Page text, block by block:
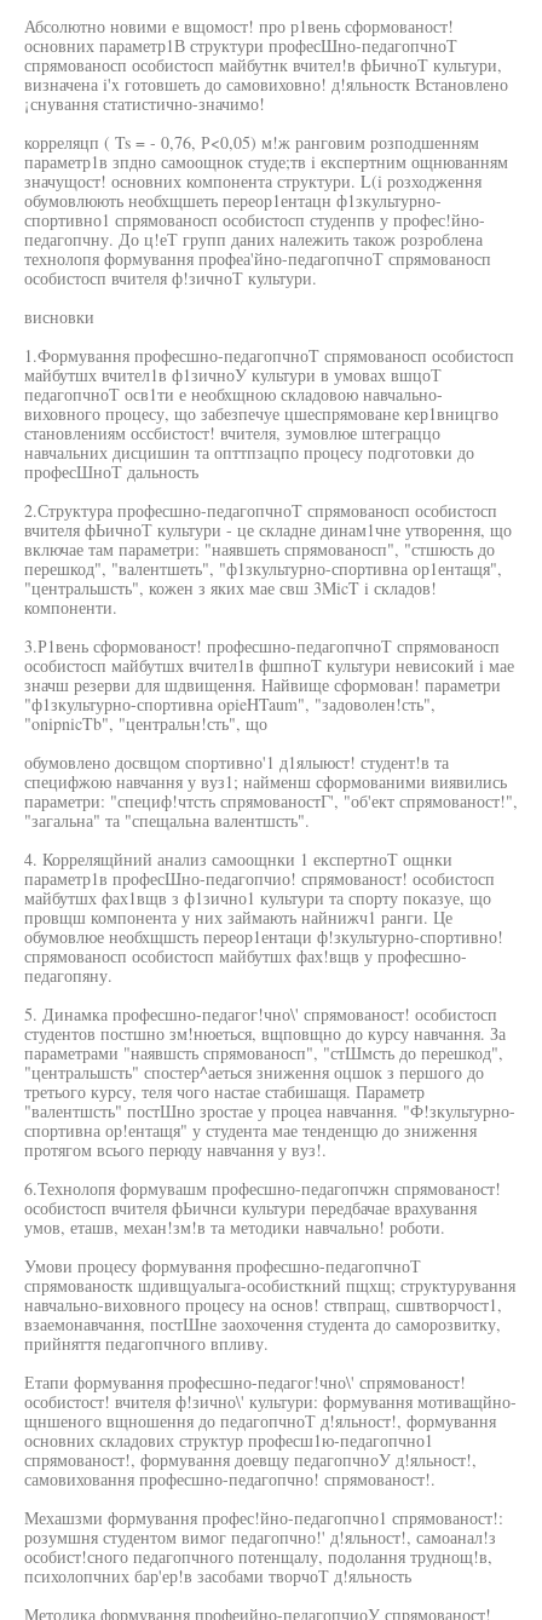
Абсолютно новими е вщомост! про р1вень сформованост!
основних параметр1В структури професШно-педагопчноТ
спрямованосп особистосп майбутнк вчител!в фЬичноТ культури,
визначена i'x готовшеть до самовиховно! д!яльностк Встановлено
¡снування статистично-значимо!
корреляцп ( Ts = - 0,76, Р<0,05) м!ж ранговим розподшенням
параметр1в зпдно самоощнок студе;тв i експертним ощнюванням
значущост! основних компонента структури. L(i розходження
обумовлюють необхщшеть переор1ентацн ф1зкультурно-
спортивно1 спрямованосп особистосп студенпв у профес!йно-
педагопчну. До ц!еТ групп даних належить також розроблена
технолопя формування профеа'йно-педагопчноТ спрямованосп
особистосп вчителя ф!зичноТ культури.
висновки
1.Формування професшно-педагопчноТ спрямованосп особистосп
майбутшх вчител1в ф1зичноУ культури в умовах вшцоТ
педагопчноТ осв1ти е необхщною складовою навчально-
виховного процесу, що забезпечуе цшеспрямоване кер1вницгво
становлениям оссбистост! вчителя, зумовлюе штеграццо
навчальних дисцишин та опттпзацпо процесу подготовки до
професШноТ дальность
2.Структура професшно-педагопчноТ спрямованосп особистосп
вчителя фЬичноТ культури - це складне динам1чне утворення, що
включае там параметри: "наявшеть спрямованосп", "стшюсть до
перешкод", "валентшеть", "ф1зкультурно-спортивна ор1ентащя",
"центральшсть", кожен з яких мае свш 3MicT i складов!
компоненти.
3.Р1вень сформованост! професшно-педагопчноТ спрямованосп
особистосп майбутшх вчител1в фшпноТ культури невисокий i мае
значш резерви для шдвищення. Найвище сформован! параметри
"ф1зкультурно-спортивна opieHTaum", "задоволен!сть",
"onipnicTb", "центральн!сть", що
обумовлено досвщом спортивно'1 д1ялыюст! студент!в та
специфжою навчання у вуз1; найменш сформованими виявились
параметри: "специф!чтсть спрямованостГ', "об'ект спрямованост!",
"загальна" та "спещальна валентшсть".
4. Коррелящйний анализ самоощнки 1 експертноТ ощнки
параметр1в професШно-педагопчио! спрямованост! особистосп
майбутшх фах1вщв з ф1зично1 культури та спорту показуе, що
провщш компонента у них займають найнижч1 ранги. Це
обумовлюе необхщшсть переор1ентаци ф!зкультурно-спортивно!
спрямованосп особистосп майбутшх фах!вщв у професшно-
педагопяну.
5. Динамка професшно-педагог!чно\' спрямованост! особистосп
студентов постшно зм!нюеться, вщповщно до курсу навчання. За
параметрами "наявшсть спрямованосп", "стШмсть до перешкод",
"центральшсть" спостер^аеться зниження оцшок з першого до
третього курсу, теля чого настае стабишащя. Параметр
"валентшсть" постШно зростае у процеа навчання. "Ф!зкультурно-
спортивна ор!ентащя" у студента мае тенденщю до зниження
протягом всього перюду навчання у вуз!.
6.Технолопя формувашм професшно-педагопчжн спрямованост!
особистосп вчителя фЬичнси культури передбачае врахування
умов, еташв, механ!зм!в та методики навчально! роботи.
Умови процесу формування професшно-педагопчноТ
спрямованостк шдивщуалыга-особисткний пщхщ; структурування
навчально-виховного процесу на основ! ствпращ, сшвтворчост1,
взаемонавчання, постШне заохочення студента до саморозвитку,
прийняття педагопчного впливу.
Етапи формування професшно-педагог!чно\' спрямованост!
особистост! вчителя ф!зично\' культури: формування мотиващйно-
щншеного вщношення до педагопчноТ д!яльност!, формування
основних складових структур професш1ю-педагопчно1
спрямованост!, формування доевщу педагопчноУ д!яльност!,
самовиховання професшно-педагопчно! спрямованост!.
Мехашзми формування профес!йно-педагопчно1 спрямованост!:
розумшня студентом вимог педагопчно!' д!яльност!, самоанал!з
особист!сного педагопчного потенщалу, подолання труднощ!в,
психолопчних бар'ер!в засобами творчоТ д!яльность
Методика формування профеийно-педагопчиоУ спрямованост!